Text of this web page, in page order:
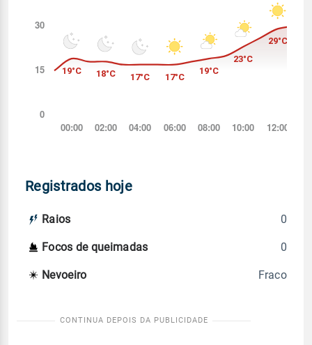
Registrados hoje
Raios 0
Focos de queimadas 0
Nevoeiro Fraco